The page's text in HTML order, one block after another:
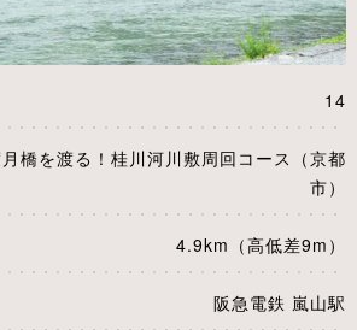
14
橋を渡る！桂川河川敷周回コース（京都
市）
4.9km（高低差9m）
阪急電鉄 嵐山駅